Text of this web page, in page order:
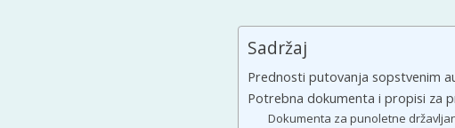
Sadržaj
Prednosti putovanja sopstvenim
Potrebna dokumenta i propisi za
Dokumenta za punoletne